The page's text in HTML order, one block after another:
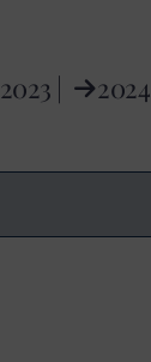
2023 | 2024